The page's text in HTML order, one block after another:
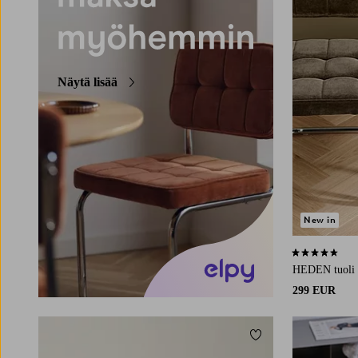
Näytä lisää
HEDEN tuoli
299 EUR
4,5 perustuen
New in
Lisää suosikkeihin